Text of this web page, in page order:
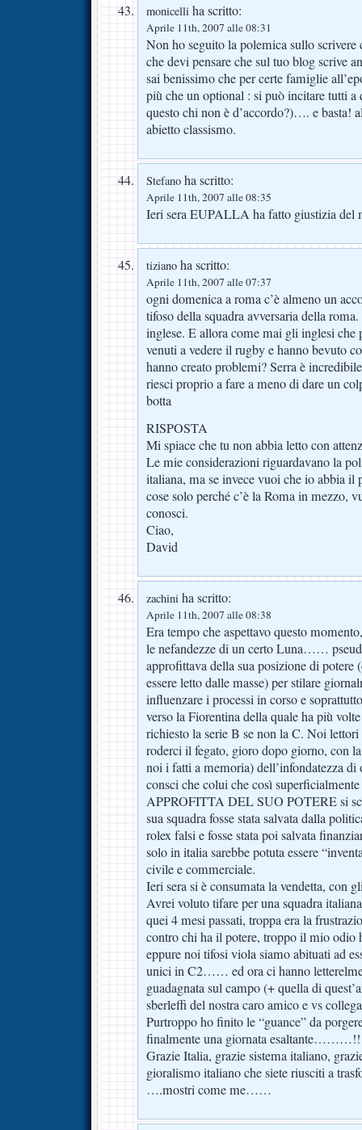
monicelli ha scritto:
Aprile 11th, 2007 alle 08:31
Non ho seguito la polemica sullo
che devi pensare che sul tuo blog scrive
sai benissimo che per certe famiglie
più che un optional : si può incitare tutti a
questo chi non è d’accordo?)…. e basta!
abietto classismo.
Stefano ha scritto:
Aprile 11th, 2007 alle 08:35
Ieri sera EUPALLA ha fatto giustizia del
tiziano ha scritto:
Aprile 11th, 2007 alle 07:37
ogni domenica a roma c’è almeno un
tifoso della squadra avversaria della
inglese. E allora come mai gli inglesi che
venuti a vedere il rugby e hanno bevuto
hanno creato problemi? Serra è
riesci proprio a fare a meno di dare un
botta
RISPOSTA
Mi spiace che tu non abbia letto con
Le mie considerazioni riguardavano la
italiana, ma se invece vuoi che io abbia il
cose solo perché c’è la Roma in mezzo,
conosci.
Ciao,
David
zachini ha scritto:
Aprile 11th, 2007 alle 08:38
Era tempo che aspettavo questo
le nefandezze di un certo Luna……
approfittava della sua posizione di potere
essere letto dalle masse) per stilare
influenzare i processi in corso e
verso la Fiorentina della quale ha più
richiesto la serie B se non la C. Noi
roderci il fegato, gioro dopo giorno, con
noi i fatti a memoria) dell’infondatezza di
consci che colui che così
APPROFITTA DEL SUO POTERE si
sua squadra fosse stata salvata dalla
rolex falsi e fosse stata poi salvata
solo in italia sarebbe potuta essere
civile e commerciale.
Ieri sera si è consumata la vendetta,
Avrei voluto tifare per una squadra
quei 4 mesi passati, troppa era la
contro chi ha il potere, troppo il mio odio
eppure noi tifosi viola siamo abituati ad
unici in C2…… ed ora ci hanno
guadagnata sul campo (+ quella di
sberleffi del nostra caro amico e vs
Purtroppo ho finito le “guance” da
finalmente una giornata
Grazie Italia, grazie sistema italiano,
gioralismo italiano che siete riusciti a
….mostri come me……